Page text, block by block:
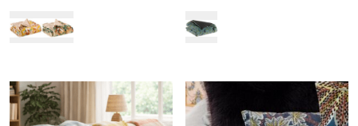
Varianten
können
auf